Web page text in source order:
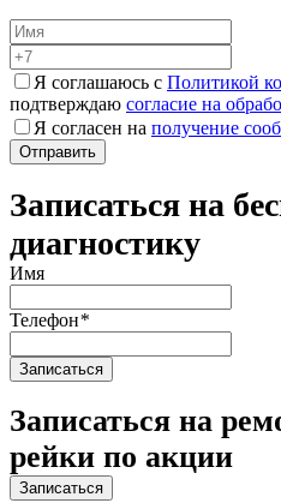
Я соглашаюсь с Политикой
подтверждаю согласие на
Я согласен на получение
Записаться на
диагностику
Имя
Телефон*
Записаться на
рейки по акции